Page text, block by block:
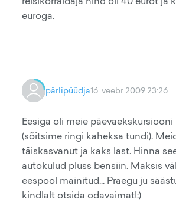
euroga.
pärlipüüdja16. veebr 2009 23:26
Eesiga oli meie
(sõitsime ringi kaheksa tundi).
täiskasvanut ja kaks last. Hinna
autokulud pluss bensiin. Maksis
eespool mainitud... Praegu ju
kindlalt otsida odavaimat!:)